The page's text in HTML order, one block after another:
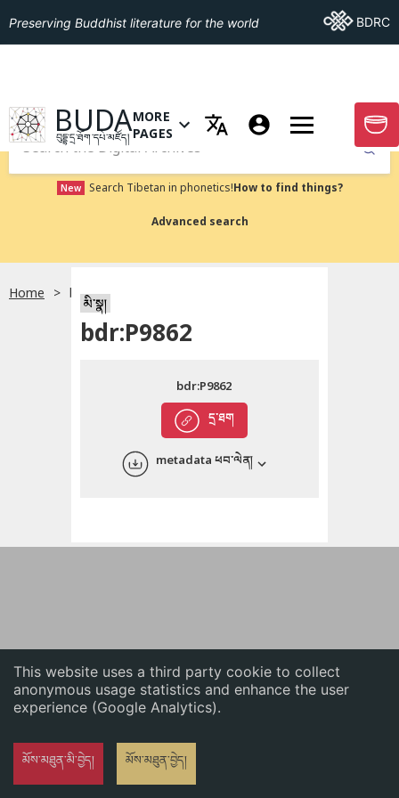
This website uses a third party cookie to collect
anonymous usage statistics and enhance the user
experience (Google Analytics).
མོས་མཐུན་མི་བྱེད། མོས་མཐུན་བྱེད།
English
Preserving Buddhist literature for the world Go ToBDRC
GO TO HOMEPAGE
BUDA
བུདྡྷ་དྲ་ཐོག་དཔེ་མཛོད།
OPEN MENU OF MORE PAGES
MORE
PAGES
GO
Submit
New Search Tibetan in phonetics!How to find things?
Advanced search
Home bdr:P9862
མི་སྣ།
bdr:P9862
དྲ་ཐག
bdr:P9862
metadata ཕབ་ལེན།